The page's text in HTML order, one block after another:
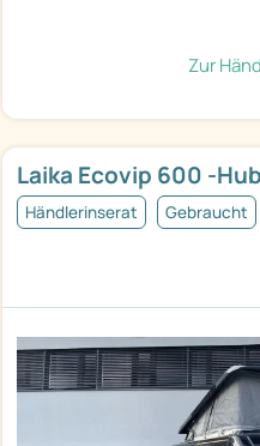
Zur
Laika Ecovip 600 -
Händlerinserat Gebraucht